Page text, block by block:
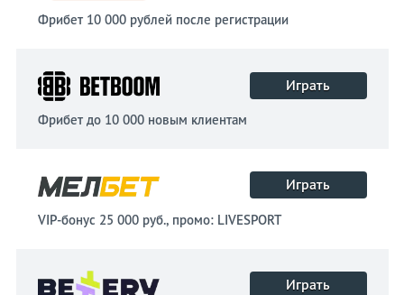
Фрибет 10 000 рублей после регистрации
Играть
Фрибет до 10 000 новым клиентам
Играть
VIP-бонус 25 000 руб., промо: LIVESPORT
Играть